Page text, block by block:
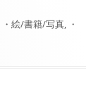
・絵/書籍/写真
・